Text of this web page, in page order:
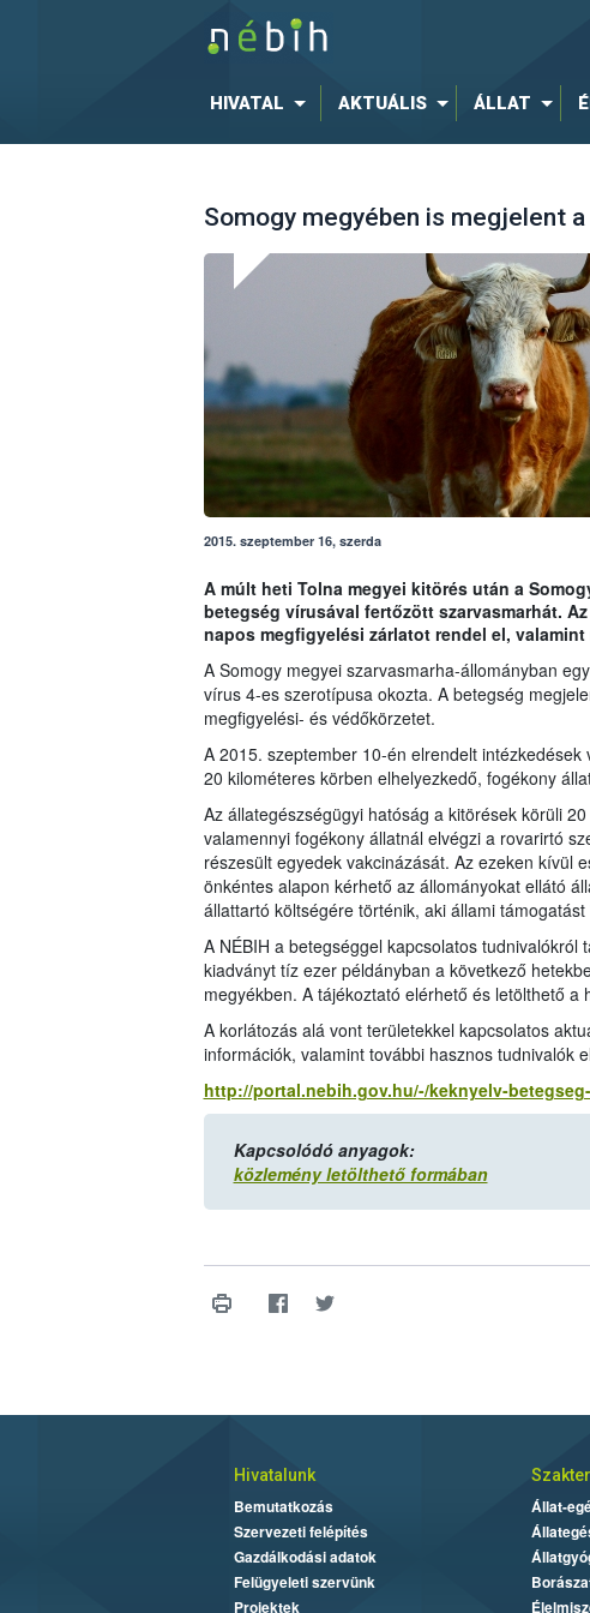
HIVATAL AKTUÁLIS ÁLLAT
Somogy megyében is megjelent
2015. szeptember 16, szerda
A múlt heti Tolna megyei kitörés után a
betegség vírusával fertőzött szarvasmarhát.
napos megfigyelési zárlatot rendel el,
A Somogy megyei szarvasmarha-állományban
vírus 4-es szerotípusa okozta. A betegség
megfigyelési- és védőkörzetet.
A 2015. szeptember 10-én elrendelt
20 kilométeres körben elhelyezkedő, fogékony
Az állategészségügyi hatóság a kitörések körüli
valamennyi fogékony állatnál elvégzi a rovarirtó
részesült egyedek vakcinázását. Az ezeken kívül
önkéntes alapon kérhető az állományokat ellátó
állattartó költségére történik, aki állami
A NÉBIH a betegséggel kapcsolatos
kiadványt tíz ezer példányban a következő
megyékben. A tájékoztató elérhető és letölthető a
A korlátozás alá vont területekkel kapcsolatos
információk, valamint további hasznos tudnivalók
http://portal.nebih.gov.hu/-/keknyelv-
Kapcsolódó anyagok:
közlemény letölthető formában
Hivatalunk
Bemutatkozás
Szervezeti felépítés
Gazdálkodási adatok
Felügyeleti szervünk
Projektek
Állat-